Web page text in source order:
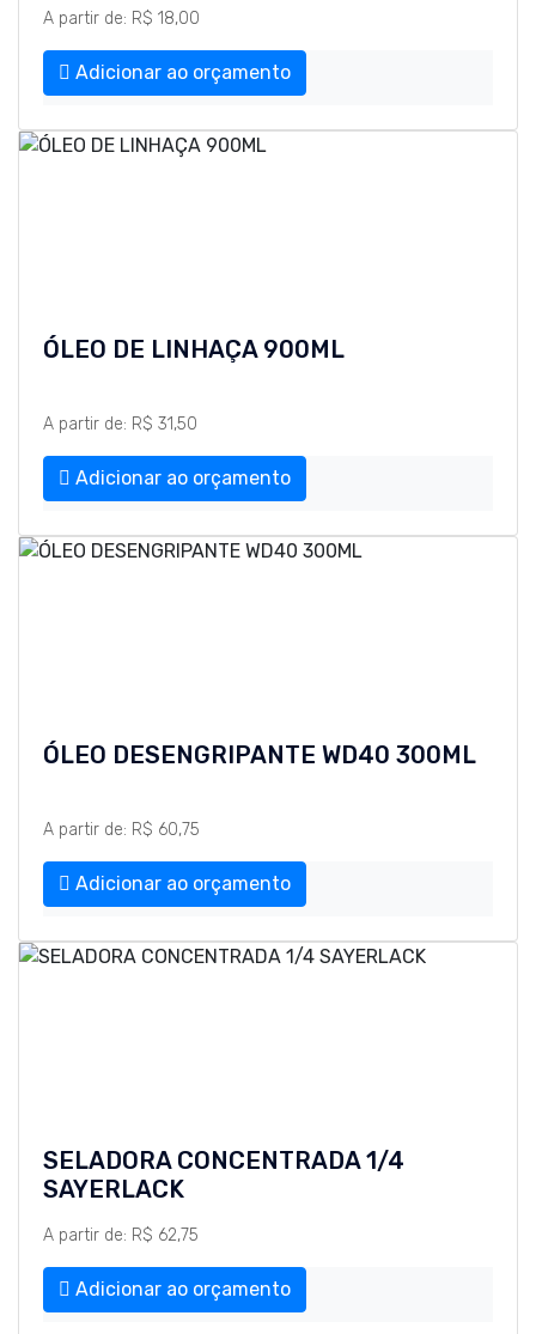
A partir de: R$ 18,00
Adicionar ao orçamento
ÓLEO DE LINHAÇA 900ML
A partir de: R$ 31,50
Adicionar ao orçamento
ÓLEO DESENGRIPANTE WD40 300ML
A partir de: R$ 60,75
Adicionar ao orçamento
SELADORA CONCENTRADA 1/4
SAYERLACK
A partir de: R$ 62,75
Adicionar ao orçamento